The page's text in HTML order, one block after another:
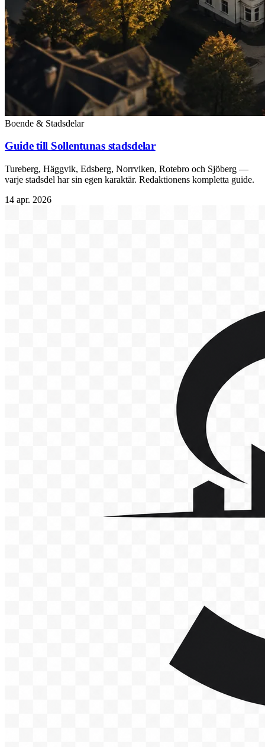
Boende & Stadsdelar
Guide till Sollentunas stadsdelar
Tureberg, Häggvik, Edsberg, Norrviken, Rotebro och Sjöberg —
varje stadsdel har sin egen karaktär. Redaktionens kompletta guide.
14 apr. 2026